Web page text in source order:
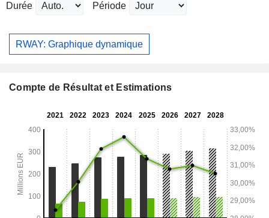
Durée Période
RWAY: Graphique dynamique
Compte de Résultat et Estimations